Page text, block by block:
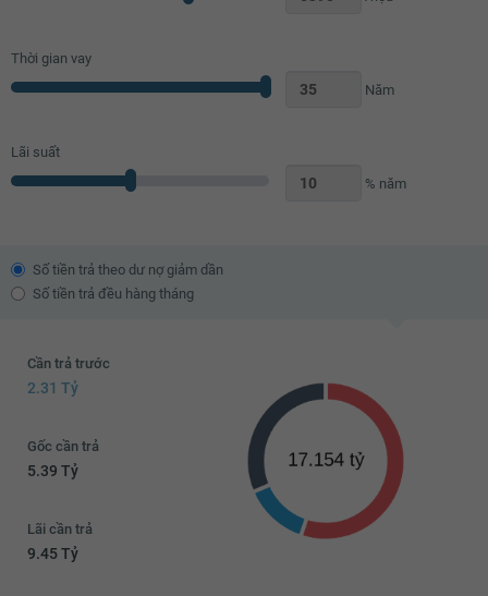
Thời gian vay
Năm
Lãi suất
% năm
Số tiền trả theo dư nợ giảm dần
Số tiền trả đều hàng tháng
Cần trả trước
2.31 Tỷ
Gốc cần trả
5.39 Tỷ
Lãi cần trả
9.45 Tỷ